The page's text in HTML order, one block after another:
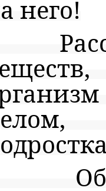
него!